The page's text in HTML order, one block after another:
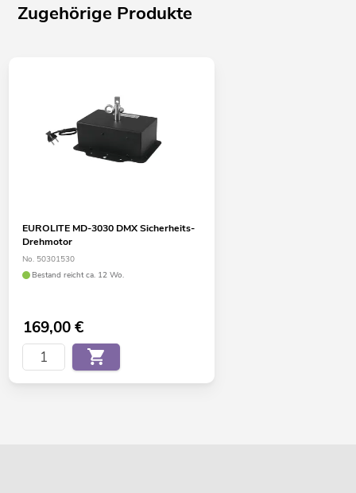
Zugehörige Produkte
EUROLITE MD-3030 DMX Sicherheits-
Drehmotor
No. 50301530
Bestand reicht ca. 12 Wo.
169,00€